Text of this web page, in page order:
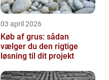
03 april 2026
Køb af grus: sådan
vælger du den rigtige
løsning til dit projekt